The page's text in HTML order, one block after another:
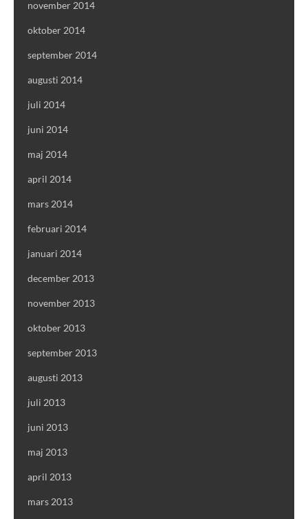
november 2014
oktober 2014
september 2014
augusti 2014
juli 2014
juni 2014
maj 2014
april 2014
mars 2014
februari 2014
januari 2014
december 2013
november 2013
oktober 2013
september 2013
augusti 2013
juli 2013
juni 2013
maj 2013
april 2013
mars 2013